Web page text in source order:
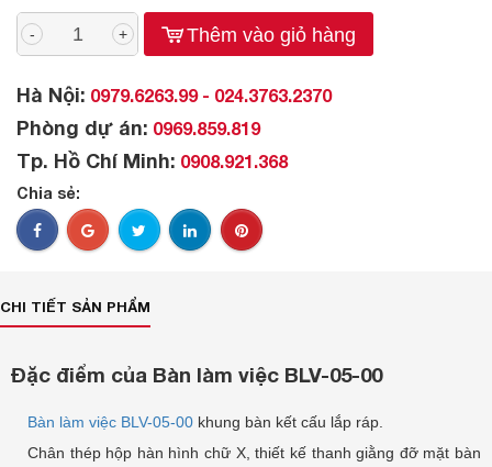
- + Thêm vào giỏ hàng
Hà Nội: 0979.6263.99 - 024.3763.2370
Phòng dự án: 0969.859.819
Tp. Hồ Chí Minh: 0908.921.368
Chia sẻ:
CHI TIẾT SẢN PHẨM
Đặc điểm của Bàn làm việc BLV-05-00
Bàn làm việc BLV-05-00 khung bàn kết cấu lắp ráp.
Chân thép hộp hàn hình chữ X, thiết kế thanh giằng đỡ mặt bàn